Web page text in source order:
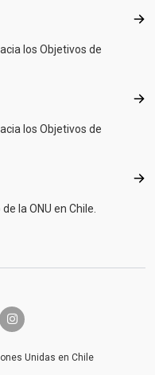
los Objetivos de
los Objetivos de
la ONU en Chile.
f
instagram
Unidas en Chile